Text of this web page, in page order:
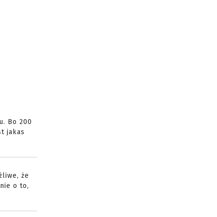
Bo 200
jakas
że
o to,